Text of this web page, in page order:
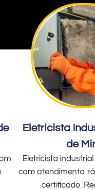
Eletricista
de
Eletricista
com atendimento
certificado.